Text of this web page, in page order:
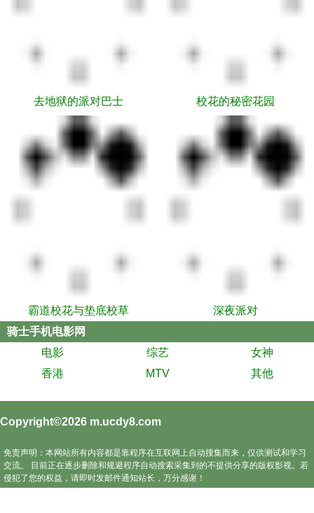
去地狱的派对巴士 校花的秘密花园
霸道校花与垫底校草
深夜派对
骑士手机电影网
电影
综艺
女神
香港
MTV 其他
Copyright©2026 m.ucdy8.com
免责声明：本网站所有内容都是靠程序在互联网上自动搜集而来，仅供测试和学习
交流。 目前正在逐步删除和规避程序自动搜索采集到的不提供分享的版权影视。若
侵犯了您的权益，请即时发邮件通知站长，万分感谢！